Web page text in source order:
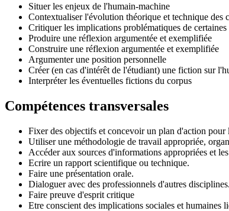
Situer les enjeux de l'humain-machine
Contextualiser l'évolution théorique et technique des
Critiquer les implications problématiques de
Produire une réflexion argumentée et exemplifiée
Construire une réflexion argumentée et exemplifiée
Argumenter une position personnelle
Créer (en cas d'intérêt de l'étudiant) une fiction sur
Interpréter les éventuelles fictions du corpus
Compétences transversales
Fixer des objectifs et concevoir un plan d'action pour
Utiliser une méthodologie de travail appropriée,
Accéder aux sources d'informations appropriées et
Ecrire un rapport scientifique ou technique.
Faire une présentation orale.
Dialoguer avec des professionnels d'autres disciplines.
Faire preuve d'esprit critique
Etre conscient des implications sociales et humaines